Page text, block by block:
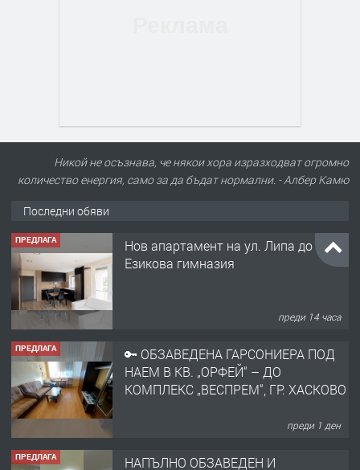
Никой не осъзнава, че някои хора изразходват огромно
количество енергия, само за да бъдат нормални. - Албер Камю
Последни обяви
ПРЕДЛАГА
Нов апартамент на ул. Липа до
Езикова гимназия
преди 14 часа
ПРЕДЛАГА
🔑 ОБЗАВЕДЕНА ГАРСОНИЕРА ПОД
НАЕМ В КВ. „ОРФЕЙ“ – ДО
КОМПЛЕКС „ВЕСПРЕМ“, ГР. ХАСКОВО
преди 1 ден
ПРЕДЛАГА
НАПЪЛНО ОБЗАВЕДЕН И